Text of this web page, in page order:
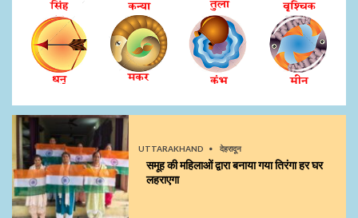
UTTARAKHAND देहरादून
समूह की महिलाओं द्वारा बनाया गया तिरंगा हर घर
लहराएगा